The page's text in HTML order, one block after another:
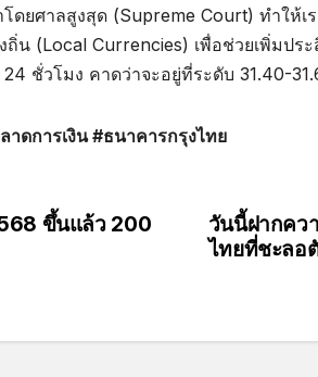
ยศาลสูงสุด (Supreme Court) ทำให้เ
น (Local Currencies) เพื่อช่วยเพิ่มปร
ชั่วโมง คาดว่าจะอยู่ที่ระดับ 31.40-
ดการเงิน #ธนาคารกรุงไทย
วันนี้ฝากคว
ไทยที่ชะลอ
ขึ้นแล้ว 200